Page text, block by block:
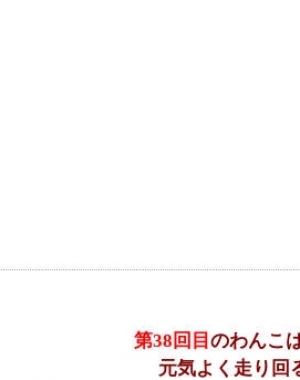
第38 回目 のわんこ
元気よく走り回